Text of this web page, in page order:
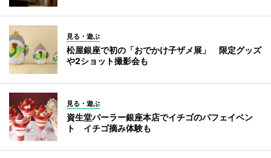
見る・遊ぶ
松屋銀座で初の「おでかけ子ザメ展」 限定グッズ
や2ショット撮影会も
見る・遊ぶ
資生堂パーラー銀座本店でイチゴのパフェイベン
ト イチゴ摘み体験も